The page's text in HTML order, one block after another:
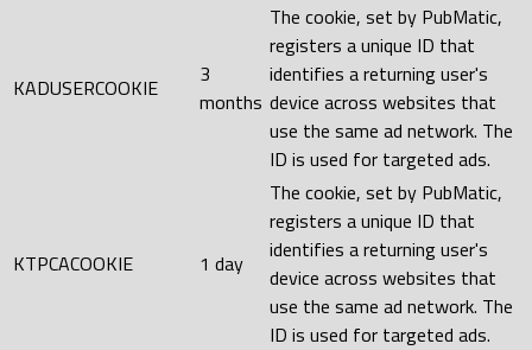
KADUSERCOOKIE
3
months
The cookie, set by PubMatic,
registers a unique ID that
identifies a returning user's
device across websites that
use the same ad network. The
ID is used for targeted ads.
KTPCACOOKIE 1 day
The cookie, set by PubMatic,
registers a unique ID that
identifies a returning user's
device across websites that
use the same ad network. The
ID is used for targeted ads.